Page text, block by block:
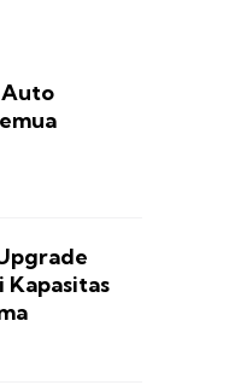
Auto
Kapasitas